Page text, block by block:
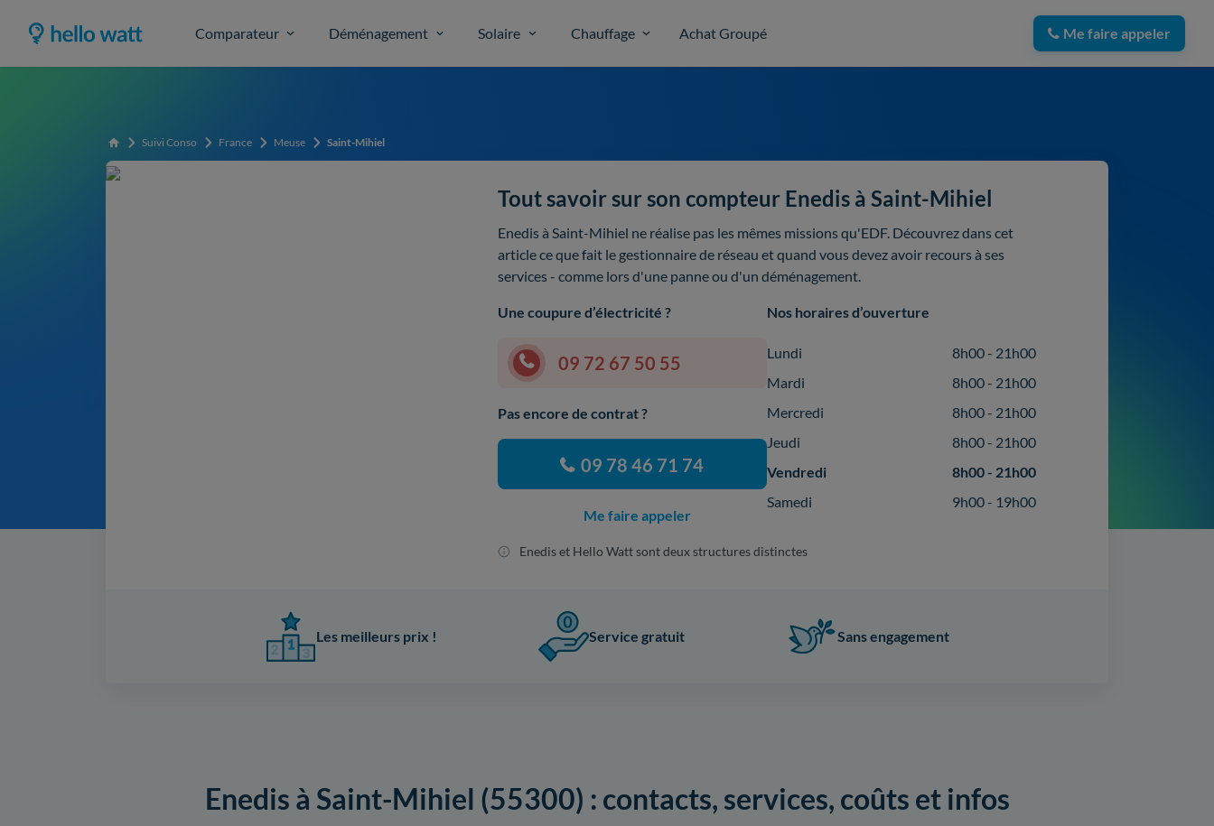
Comparateur Déménagement Solaire Chauffage Achat Groupé Me faire appeler
Accueil Suivi Conso France Meuse Saint-Mihiel
Tout savoir sur son compteur Enedis à Saint-Mihiel
Enedis à Saint-Mihiel ne réalise pas les mêmes missions qu'EDF. Découvrez dans cet
article ce que fait le gestionnaire de réseau et quand vous devez avoir recours à ses
services - comme lors d'une panne ou d'un déménagement.
Une coupure d’électricité ?
09 72 67 50 55
Pas encore de contrat ?
09 78 46 71 74
Me faire appeler
Nos horaires d’ouverture
Lundi
8h00 - 21h00
Mardi
8h00 - 21h00
Mercredi
8h00 - 21h00
Jeudi
8h00 - 21h00
Vendredi
8h00 - 21h00
Samedi
9h00 - 19h00
Enedis et Hello Watt sont deux structures distinctes
Les meilleurs prix ! Service gratuit Sans engagement
Enedis à Saint-Mihiel (55300) : contacts, services, coûts et infos